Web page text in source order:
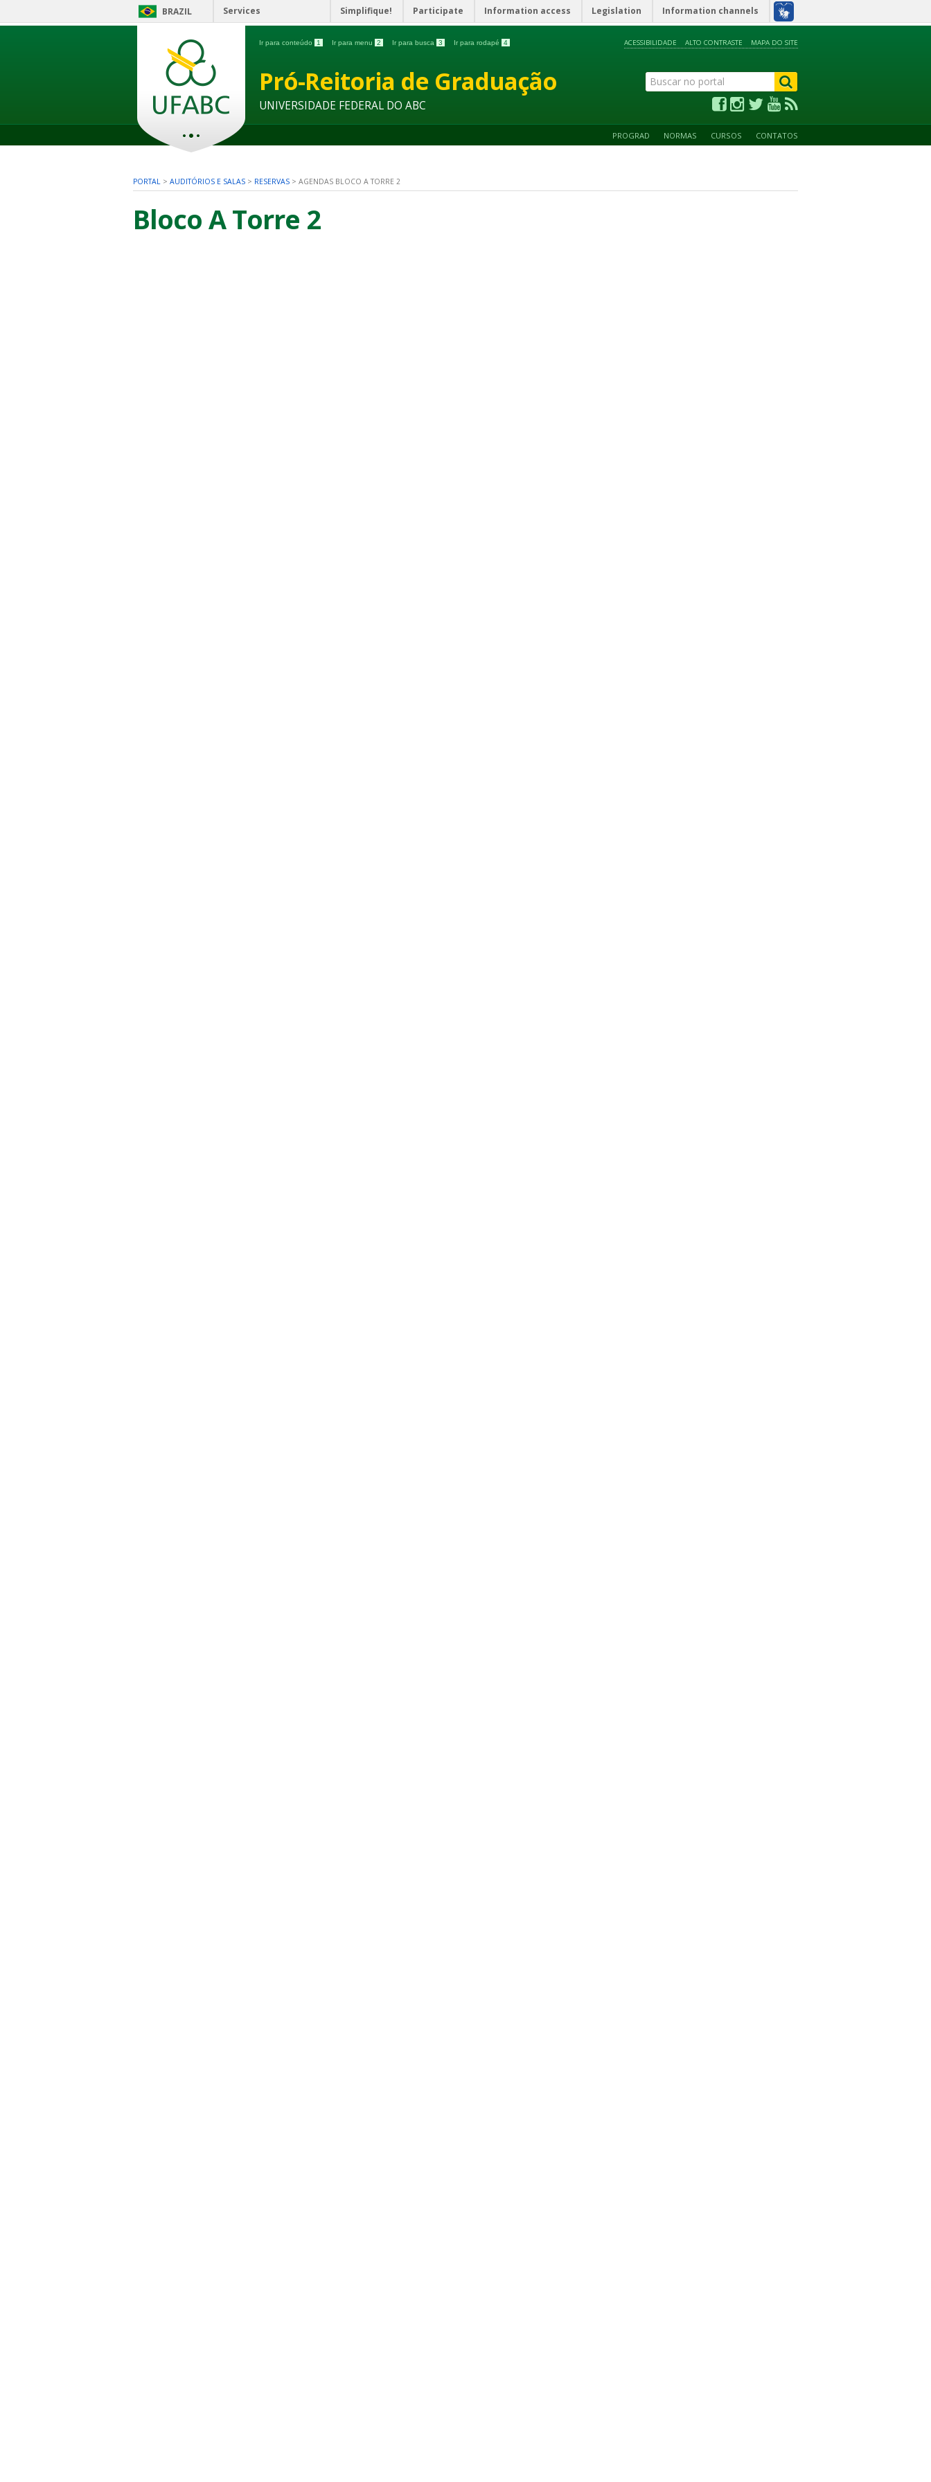
BRAZIL Services Simplifique! Participate Information access Legislation Information channels
Ir para conteúdo 1 Ir para menu 2 Ir para busca 3 Ir para rodapé 4 ACESSIBILIDADE ALTO CONTRASTE MAPA DO SITE
Pró-Reitoria de Graduação
UNIVERSIDADE FEDERAL DO ABC
PROGRAD NORMAS CURSOS CONTATOS
PORTAL > AUDITÓRIOS E SALAS > RESERVAS > AGENDAS BLOCO A TORRE 2
Bloco A Torre 2